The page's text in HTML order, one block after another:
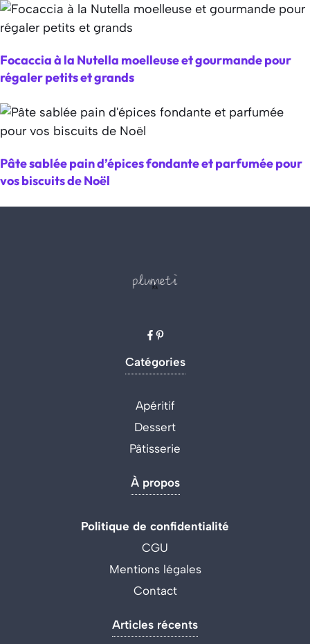
Focaccia à la Nutella moelleuse et gourmande pour
régaler petits et grands
Pâte sablée pain d’épices fondante et parfumée pour
vos biscuits de Noël
Catégories
Apéritif
Dessert
Pâtisserie
À propos
Politique de confidentialité
CGU
Mentions légales
Contact
Articles récents